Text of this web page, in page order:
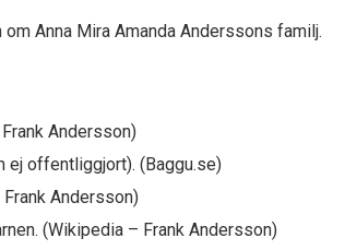
Anna Mira Amanda Anderssons familj.
Andersson)
ej offentliggjort). (Baggu.se)
Andersson)
(Wikipedia – Frank Andersson)